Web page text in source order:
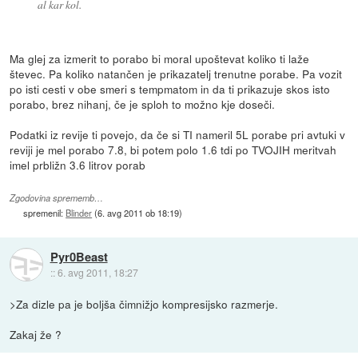
al kar kol.
Ma glej za izmerit to porabo bi moral upoštevat koliko ti laže
števec. Pa koliko natančen je prikazatelj trenutne porabe. Pa vozit
po isti cesti v obe smeri s tempmatom in da ti prikazuje skos isto
porabo, brez nihanj, če je sploh to možno kje doseči.
Podatki iz revije ti povejo, da če si TI nameril 5L porabe pri avtuki v
reviji je mel porabo 7.8, bi potem polo 1.6 tdi po TVOJIH meritvah
imel prbližn 3.6 litrov porab
Zgodovina sprememb…
spremenil: Blinder(6. avg 2011 ob 18:19)
Pyr0Beast
::6. avg 2011, 18:27
>Za dizle pa je boljša čimnižjo kompresijsko razmerje.
Zakaj že ?